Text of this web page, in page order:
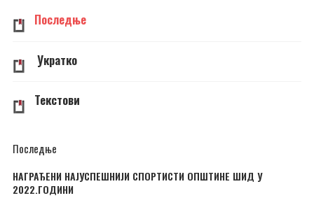
Последње
Укратко
Текстови
Последње
НАГРАЂЕНИ НАЈУСПЕШНИЈИ СПОРТИСТИ ОПШТИНЕ ШИД У
2022.ГОДИНИ